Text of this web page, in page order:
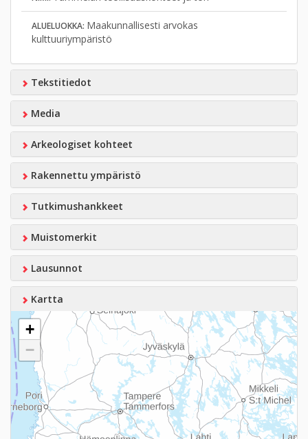
ALUELUOKKA: Maakunnallisesti arvokas
kulttuuriympäristö
Tekstitiedot
Media
Arkeologiset kohteet
Rakennettu ympäristö
Tutkimushankkeet
Muistomerkit
Lausunnot
Kartta
+
−